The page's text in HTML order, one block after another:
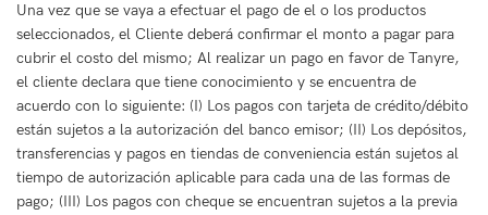
Una vez que se vaya a efectuar el pago de el o los productos
seleccionados, el Cliente deberá confirmar el monto a pagar para
cubrir el costo del mismo; Al realizar un pago en favor de Tanyre,
el cliente declara que tiene conocimiento y se encuentra de
acuerdo con lo siguiente: (I) Los pagos con tarjeta de crédito/débito
están sujetos a la autorización del banco emisor; (II) Los depósitos,
transferencias y pagos en tiendas de conveniencia están sujetos al
tiempo de autorización aplicable para cada una de las formas de
pago; (III) Los pagos con cheque se encuentran sujetos a la previa